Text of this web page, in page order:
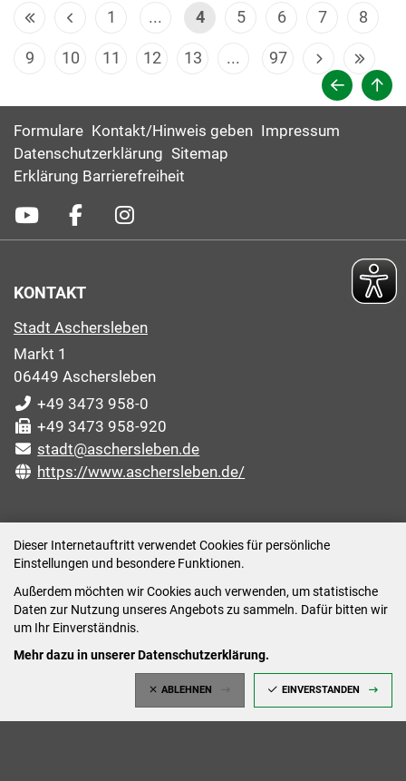
Dieser Internetauftritt verwendet Cookies für persönliche
Einstellungen und besondere Funktionen.
Außerdem möchten wir Cookies auch verwenden, um statistische
Daten zur Nutzung unseres Angebots zu sammeln. Dafür bitten wir
um Ihr Einverständnis.
Mehr dazu in unserer Datenschutzerklärung.
ABLEHNEN EINVERSTANDEN
1 ... 4 5 6 7 8
9 10 11 12 13 ... 97
Formulare Kontakt/Hinweis geben Impressum
Datenschutzerklärung Sitemap
Erklärung Barrierefreiheit
KONTAKT
Stadt Aschersleben
Markt 1
06449 Aschersleben
+49 3473 958-0
+49 3473 958-920
stadt@aschersleben.de
https://www.aschersleben.de/
Montag: 09:00-12:00 /14:00-15:00 Uhr
Dienstag: 09:00-12:00 /14:00-16:00 Uhr
Mittwoch: 09:00 - 12:00 Uhr (nach vorheriger
Donnerstag: 09:00-12:00 /14:00-18:00 Uhr
Freitag: 09:00-12:00 Uhr